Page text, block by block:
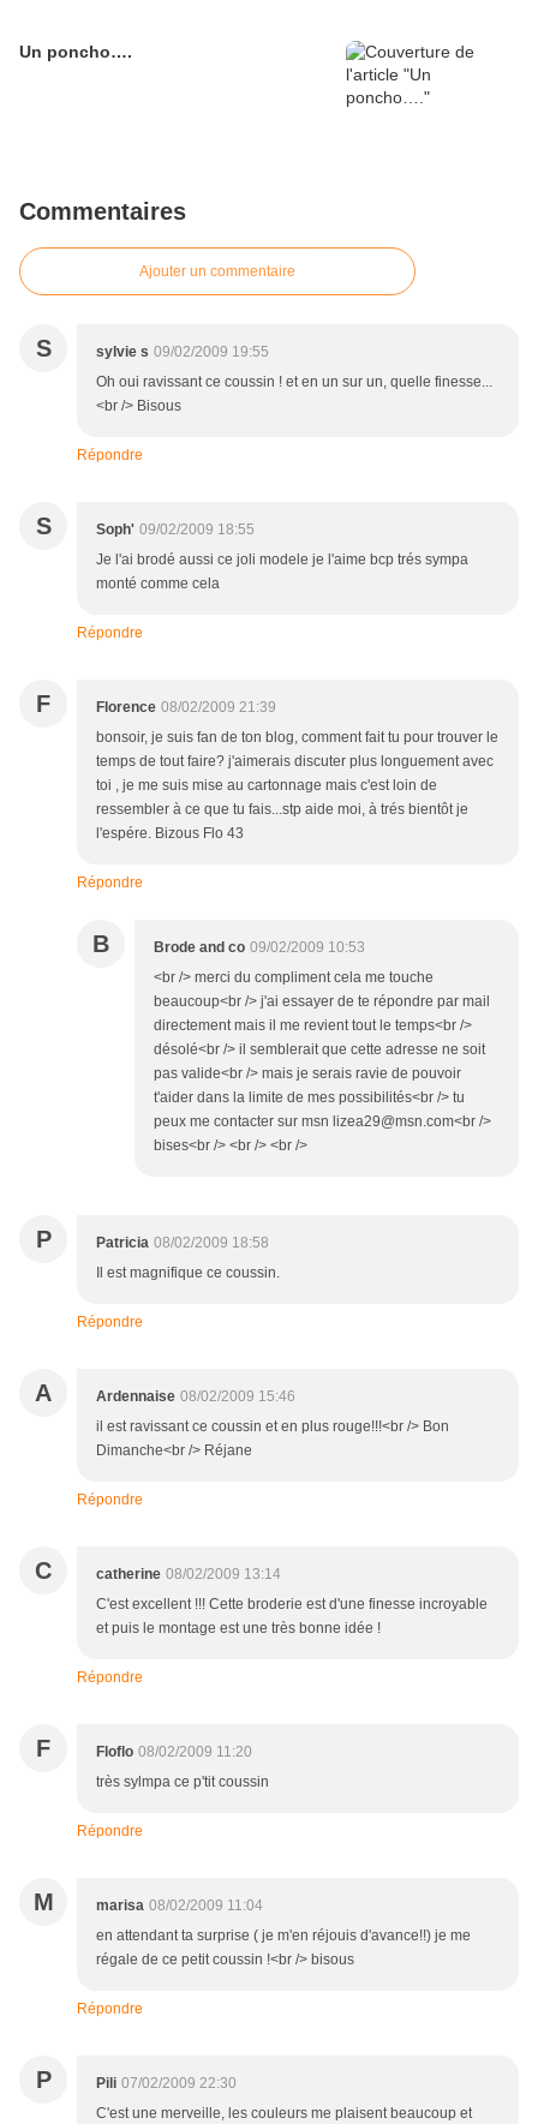
Un poncho….
Commentaires
Ajouter un commentaire
S sylvie s 09/02/2009 19:55
Oh oui ravissant ce coussin ! et en un sur un, quelle finesse...
<br /> Bisous
Répondre
S Soph' 09/02/2009 18:55
Je l'ai brodé aussi ce joli modele je l'aime bcp trés sympa
monté comme cela
Répondre
F Florence 08/02/2009 21:39
bonsoir, je suis fan de ton blog, comment fait tu pour trouver le
temps de tout faire? j'aimerais discuter plus longuement avec
toi , je me suis mise au cartonnage mais c'est loin de
ressembler à ce que tu fais...stp aide moi, à trés bientôt je
l'espére. Bizous Flo 43
Répondre
B Brode and co 09/02/2009 10:53
<br /> merci du compliment cela me touche
beaucoup<br /> j'ai essayer de te répondre par mail
directement mais il me revient tout le temps<br />
désolé<br /> il semblerait que cette adresse ne soit
pas valide<br /> mais je serais ravie de pouvoir
t'aider dans la limite de mes possibilités<br /> tu
peux me contacter sur msn lizea29@msn.com<br />
bises<br /> <br /> <br />
P Patricia 08/02/2009 18:58
Il est magnifique ce coussin.
Répondre
A Ardennaise 08/02/2009 15:46
il est ravissant ce coussin et en plus rouge!!!<br /> Bon
Dimanche<br /> Réjane
Répondre
C catherine 08/02/2009 13:14
C'est excellent !!! Cette broderie est d'une finesse incroyable
et puis le montage est une très bonne idée !
Répondre
F Floflo 08/02/2009 11:20
très sylmpa ce p'tit coussin
Répondre
M marisa 08/02/2009 11:04
en attendant ta surprise ( je m'en réjouis d'avance!!) je me
régale de ce petit coussin !<br /> bisous
Répondre
P Pili 07/02/2009 22:30
C'est une merveille, les couleurs me plaisent beaucoup et